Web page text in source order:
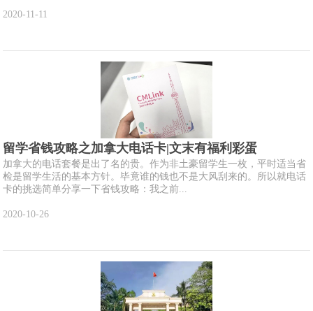
2020-11-11
留学省钱攻略之加拿大电话卡|文末有福利彩蛋
加拿大的电话套餐是出了名的贵。作为非土豪留学生一枚，平时适当省
检是留学生活的基本方针。毕竟谁的钱也不是大风刮来的。所以就电话
卡的挑选简单分享一下省钱攻略：我之前...
2020-10-26